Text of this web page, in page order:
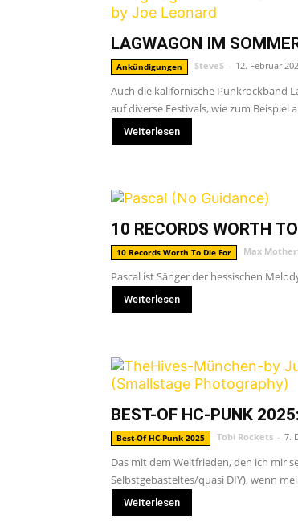
LAGWAGON IM
Ankündigungen SteveS - 12. Februar
Auch die kalifornische Punkrockband
auf diverse Festivals, wie zum Beispiel
Weiterlesen
10 RECORDS WORTH
10 Records Worth To Die For Max
Pascal ist Sänger der hessischen
Weiterlesen
BEST-OF HC-PUNK
Best-Of HC-Punk 2025 Tobi Rockets - 7.
Das mit dem Weltfrieden, den ich mir
Selbstgebasteltes/quasi DIY), wenn
Weiterlesen